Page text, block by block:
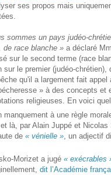
ses propos mais
sommes un pays judéo-
de race blanche »a déclaré
sur le second terme (race
sur le premier (judéo-chrétien),
qu'il a largement fait appel
» à des concepts et
religieuses. En voici
manquement à une règle
là, par Alain Juppé et Nicolas
de « vénielle », un adjectif
Morizet a jugé « exécrables
dit l’Académie